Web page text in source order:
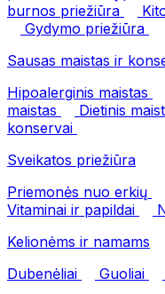
burnos priežiūra
Gydymo priežiūra
Sausas maistas ir
Hipoalerginis maistas
maistas
Dietinis
konservai
Sveikatos priežiūra
Priemonės nuo erkių
Vitaminai ir papildai
Kelionėms ir namams
Dubenėliai
Guoliai